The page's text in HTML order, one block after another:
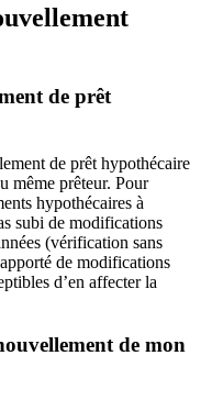
de prêt
de prêt hypothécaire
même prêteur. Pour
hypothécaires à
subi de modifications
(vérification sans
de modifications
d’en affecter la
de mon